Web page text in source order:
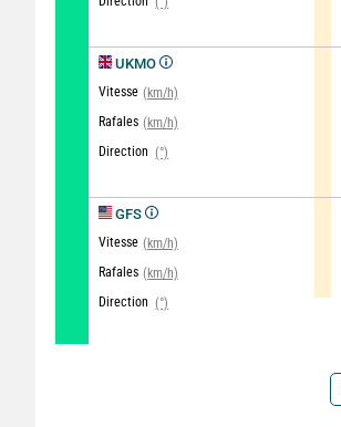
UKMO
Vitesse (km/h)
Rafales (km/h)
Direction (°)
GFS
Vitesse (km/h)
Rafales (km/h)
Direction (°)